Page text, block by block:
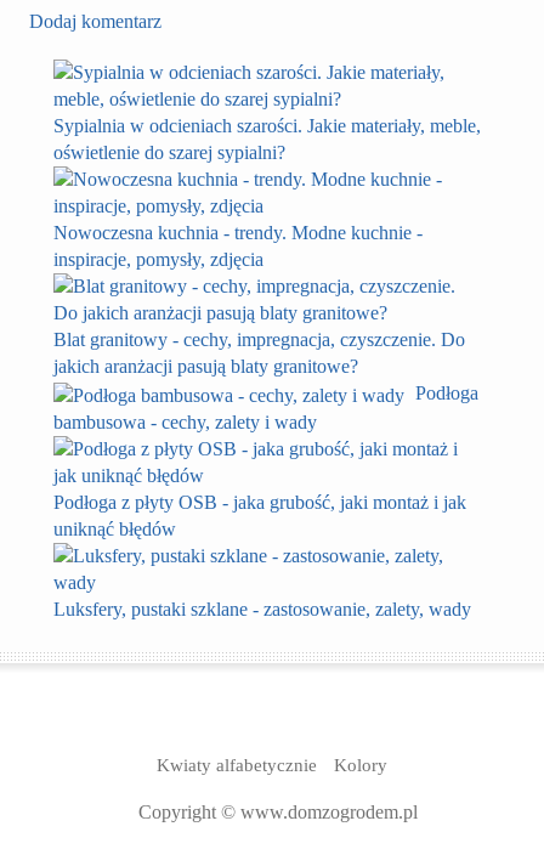
Dodaj komentarz
Sypialnia w odcieniach szarości. Jakie materiały, meble,
oświetlenie do szarej sypialni?
Nowoczesna kuchnia - trendy. Modne kuchnie -
inspiracje, pomysły, zdjęcia
Blat granitowy - cechy, impregnacja, czyszczenie. Do
jakich aranżacji pasują blaty granitowe?
Podłoga
bambusowa - cechy, zalety i wady
Podłoga z płyty OSB - jaka grubość, jaki montaż i jak
uniknąć błędów
Luksfery, pustaki szklane - zastosowanie, zalety, wady
Kwiaty alfabetycznie Kolory
Copyright © www.domzogrodem.pl